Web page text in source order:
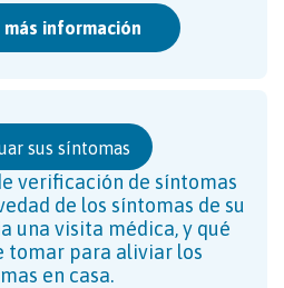
más información
sus síntomas
verificación de síntomas
de los síntomas de su
una visita médica, y qué
tomar para aliviar los
en casa.